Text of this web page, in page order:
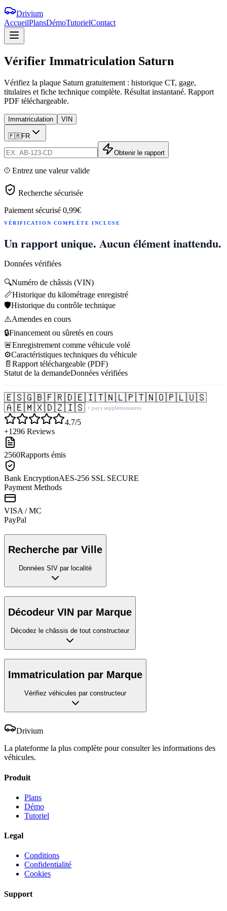
Drivium
AccueilPlansDémoTutorielContact
Vérifier Immatriculation Saturn
Vérifiez la plaque Saturn gratuitement : historique CT, gage,
titulaires et fiche technique complète. Résultat instantané. Rapport
PDF téléchargeable.
Immatriculation VIN
🇫🇷FR
Obtenir le rapport
Entrez une valeur valide
Recherche sécurisée
Paiement sécurisé 0,99€
VÉRIFICATION COMPLÈTE INCLUSE
Un rapport unique. Aucun élément inattendu.
Données vérifiées
🔍Numéro de châssis (VIN)
📏Historique du kilométrage enregistré
🛡️Historique du contrôle technique
⚠️Amendes en cours
🔒Financement ou sûretés en cours
🚨Enregistrement comme véhicule volé
⚙️Caractéristiques techniques du véhicule
📄 Rapport téléchargeable (PDF)
Statut de la demandeDonnées vérifiées
🇪🇸🇬🇧🇫🇷🇩🇪🇮🇹🇳🇱🇵🇹🇳🇴🇵🇱🇺🇸
🇦🇪🇲🇽🇩🇿🇮🇸 + pays supplémentaires
4.7/5
+1296 Reviews
2560Rapports émis
Bank EncryptionAES-256 SSL SECURE
Payment Methods
VISA / MC
PayPal
Recherche par Ville
Données SIV par localité
Décodeur VIN par Marque
Décodez le châssis de tout constructeur
Immatriculation par Marque
Vérifiez véhicules par constructeur
Drivium
La plateforme la plus complète pour consulter les informations des
véhicules.
Produit
Plans
Démo
Tutoriel
Legal
Conditions
Confidentialité
Cookies
Support